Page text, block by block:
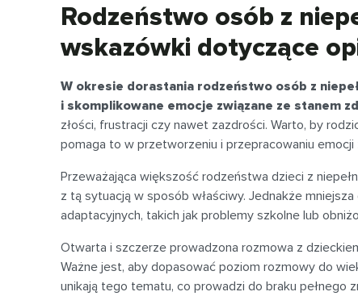
Rodzeństwo osób z
wskazówki dotyczące
W okresie dorastania rodzeństwo osób z
i skomplikowane emocje związane ze stanem
złości, frustracji czy nawet zazdrości. Warto, by
pomaga to w przetworzeniu i przepracowaniu emocji
Przeważająca większość rodzeństwa dzieci z
z tą sytuacją w sposób właściwy. Jednakże
adaptacyjnych, takich jak problemy szkolne lub
Otwarta i szczerze prowadzona rozmowa z
Ważne jest, aby dopasować poziom rozmowy do
unikają tego tematu, co prowadzi do braku pełnego